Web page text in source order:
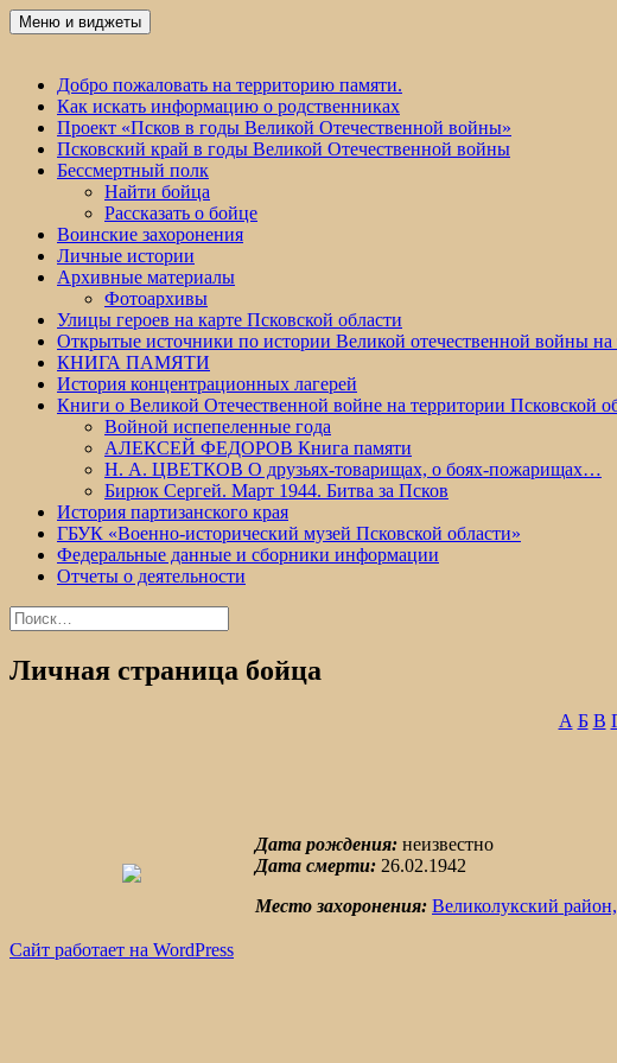
Перейти
к
Победа 60
Меню и виджеты
Добро пожаловать на территорию памяти.
Как искать информацию о родственниках
Проект «Псков в годы Великой Отечественной войны»
Псковский край в годы Великой Отечественной войны
Бессмертный полк
Найти бойца
Рассказать о бойце
Воинские захоронения
Личные истории
Архивные материалы
Фотоархивы
Улицы героев на карте Псковской области
Открытые источники по истории Великой отечественной войны на
КНИГА ПАМЯТИ
История концентрационных лагерей
Книги о Великой Отечественной войне на территории Псковской
Войной испепеленные года
АЛЕКСЕЙ ФЕДОРОВ Книга памяти
Н. А. ЦВЕТКОВ О друзьях-товарищах, о боях-пожарищах…
Бирюк Сергей. Март 1944. Битва за Псков
История партизанского края
ГБУК «Военно-исторический музей Псковской области»
Федеральные данные и сборники информации
Отчеты о деятельности
Найти:
Личная страница бойца
А Б В
Дата рождения: неизвестно
Дата смерти: 26.02.1942
Место захоронения: Великолукский район,
Сайт работает на WordPress